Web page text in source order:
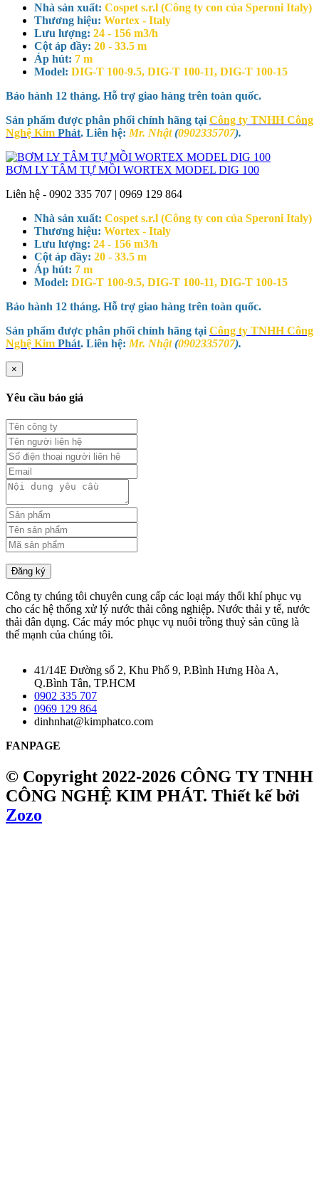
Nhà sản xuất: Cospet s.r.l (Công ty con của Speroni Italy)
Thương hiệu: Wortex - Italy
Lưu lượng: 24 - 156 m3/h
Cột áp đầy: 20 - 33.5 m
Áp hút: 7 m
Model: DIG-T 100-9.5, DIG-T 100-11, DIG-T 100-15
Bảo hành 12 tháng. Hỗ trợ giao hàng trên toàn quốc.
Sản phẩm được phân phối chính hãng tại Công ty TNHH Công
Nghệ Kim Phát. Liên hệ: Mr. Nhật(0902335707).
BƠM LY TÂM TỰ MỒI WORTEX MODEL DIG 100
Liên hệ - 0902 335 707 | 0969 129 864
Nhà sản xuất: Cospet s.r.l (Công ty con của Speroni Italy)
Thương hiệu: Wortex - Italy
Lưu lượng: 24 - 156 m3/h
Cột áp đầy: 20 - 33.5 m
Áp hút: 7 m
Model: DIG-T 100-9.5, DIG-T 100-11, DIG-T 100-15
Bảo hành 12 tháng. Hỗ trợ giao hàng trên toàn quốc.
Sản phẩm được phân phối chính hãng tại Công ty TNHH Công
Nghệ Kim Phát. Liên hệ: Mr. Nhật(0902335707).
×
Yêu cầu báo giá
Đăng ký
Công ty chúng tôi chuyên cung cấp các loại máy thổi khí phục vụ
cho các hệ thống xử lý nước thải công nghiệp. Nước thải y tế, nước
thải dân dụng. Các máy móc phục vụ nuôi trồng thuỷ sản cũng là
thế mạnh của chúng tôi.
41/14E Đường số 2, Khu Phố 9, P.Bình Hưng Hòa A,
Q.Bình Tân, TP.HCM
0902 335 707
0969 129 864
dinhnhat@kimphatco.com
FANPAGE
© Copyright 2022-2026 CÔNG TY TNHH
CÔNG NGHỆ KIM PHÁT. Thiết kế bởi
Zozo